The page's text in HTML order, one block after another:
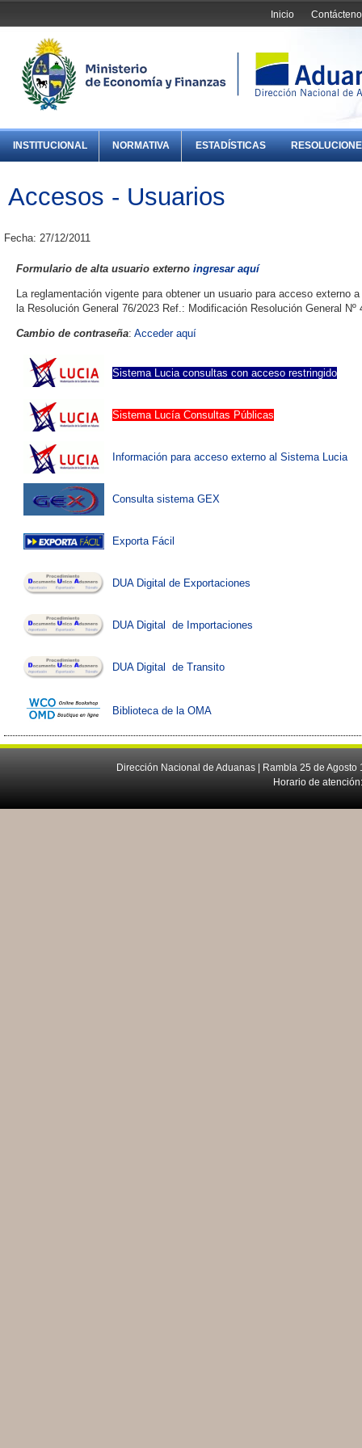
Inicio
INSTITUCIONAL NORMATIVA ESTADÍSTICAS
Accesos - Usuarios
Fecha: 27/12/2011
Formulario de alta usuario externo ingresar aquí
La reglamentación vigente para obtener un usuario para acceso externo
la Resolución General 76/2023 Ref.: Modificación Resolución General
Cambio de contraseña: Acceder aquí
Sistema Lucia consultas con acceso restringido
Sistema Lucía Consultas Públicas
Información para acceso externo al Sistema Lucia
Consulta sistema GEX
Exporta Fácil
DUA Digital de Exportaciones
DUA Digital de Importaciones
DUA Digital de Transito
Biblioteca de la OMA
Dirección Nacional de Aduanas | Rambla 25 de
Horario de